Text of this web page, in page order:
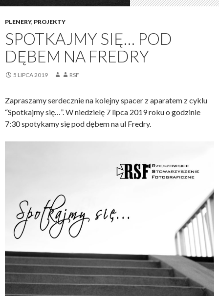
PLENERY, PROJEKTY
SPOTKAJMY SIĘ… POD
DĘBEM NA FREDRY
5 LIPCA 2019 RSF
Zapraszamy serdecznie na kolejny spacer z aparatem z cyklu
“Spotkajmy się…”. W niedzielę 7 lipca 2019 roku o godzinie
7:30 spotykamy się pod dębem na ul Fredry.